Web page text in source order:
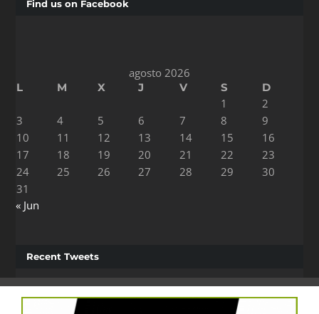
Find us on Facebook
agosto 2026
L M X J V S D
1
2
3
4 5 6 7 8
9
10
11 12 13 14 15
16
17
18 19 20 21 22
23
24
25 26 27 28 29
30
31
« Jun
Recent Tweets